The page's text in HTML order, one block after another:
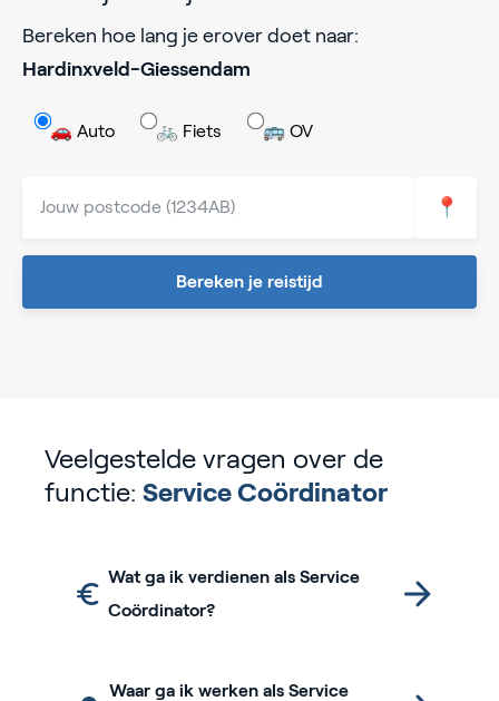
Bereken hoe lang je erover doet naar:
Hardinxveld-Giessendam
🚗 Auto 🚲 Fiets 🚌 OV
📍
Bereken je reistijd
Veelgestelde vragen over de
functie: Service Coördinator
Wat ga ik verdienen als Service
Coördinator?
Waar ga ik werken als Service